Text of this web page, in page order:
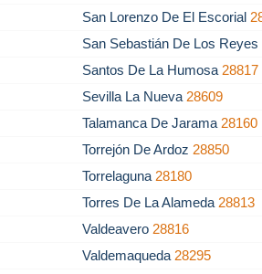
San Lorenzo De El Escorial
San Sebastián De Los Reyes
Santos De La Humosa 28817
Sevilla La Nueva 28609
Talamanca De Jarama 28160
Torrejón De Ardoz 28850
Torrelaguna 28180
Torres De La Alameda 28813
Valdeavero 28816
Valdemaqueda 28295